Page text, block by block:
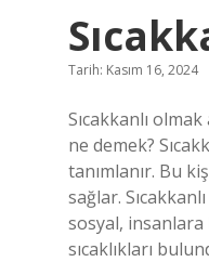
Tarih: Kasım 16, 2024
Sıcakkanlı
ne demek?
tanımlanır. Bu
sağlar.
sosyal, insanlara
sıcaklıkları